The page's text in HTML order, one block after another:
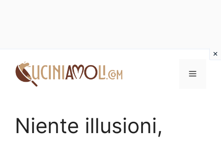
contenuto
Menu
Niente illusioni,